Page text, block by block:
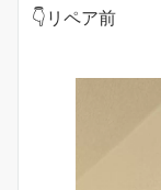
👇リペア前